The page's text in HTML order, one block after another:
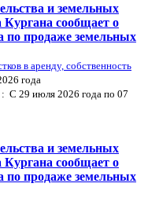
и земельных
сообщает о
по продаже земельных
в аренду, собственность
года
: С 29 июля 2026 года по 07
и земельных
сообщает о
по продаже земельных